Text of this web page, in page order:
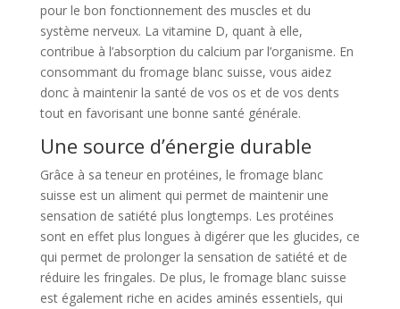
pour le bon fonctionnement des muscles et du
système nerveux. La vitamine D, quant à elle,
contribue à l’absorption du calcium par l’organisme. En
consommant du fromage blanc suisse, vous aidez
donc à maintenir la santé de vos os et de vos dents
tout en favorisant une bonne santé générale.
Une source d’énergie durable
Grâce à sa teneur en protéines, le fromage blanc
suisse est un aliment qui permet de maintenir une
sensation de satiété plus longtemps. Les protéines
sont en effet plus longues à digérer que les glucides, ce
qui permet de prolonger la sensation de satiété et de
réduire les fringales. De plus, le fromage blanc suisse
est également riche en acides aminés essentiels, qui